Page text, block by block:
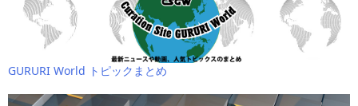
GURURI World トピックまとめ